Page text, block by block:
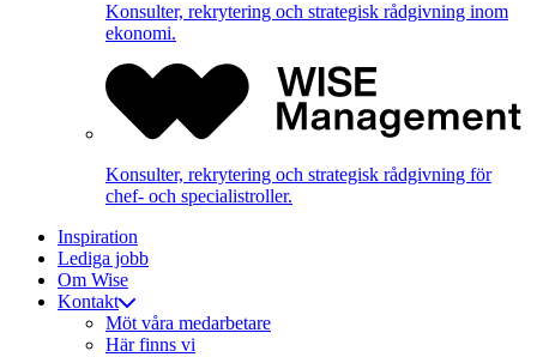
Konsulter, rekrytering och strategisk rådgivning inom
ekonomi.
Konsulter, rekrytering och strategisk rådgivning för
chef- och specialistroller.
Inspiration
Lediga jobb
Om Wise
Kontakt
Möt våra medarbetare
Här finns vi